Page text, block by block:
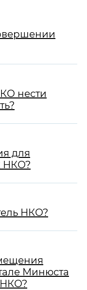
нести
для
НКО?
НКО?
Минюста
НКО?